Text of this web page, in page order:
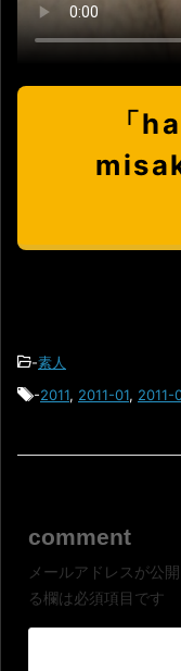
「
-素人
-2011, 2011-01, 2011-
comment
メールアドレスが公
る欄は必須項目です